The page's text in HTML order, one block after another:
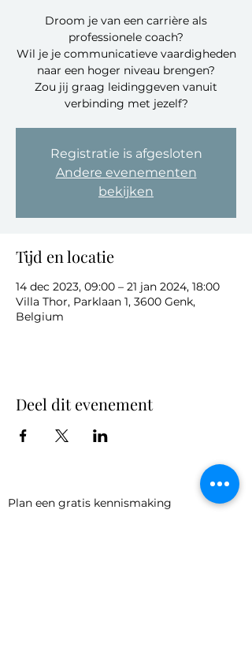
Droom je van een carrière als
professionele coach?
Wil je je communicatieve vaardigheden
naar een hoger niveau brengen?
Zou jij graag leidinggeven vanuit
verbinding met jezelf?
Registratie is afgesloten
Andere evenementen
bekijken
Tijd en locatie
14 dec 2023, 09:00 – 21 jan 2024, 18:00
Villa Thor, Parklaan 1, 3600 Genk,
Belgium
Deel dit evenement
Plan een gratis kennismaking